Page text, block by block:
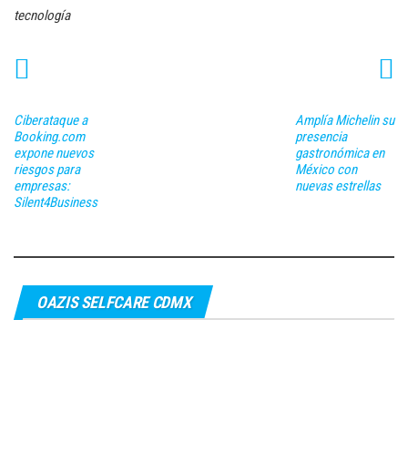
tecnología
Ciberataque a
Booking.com
expone nuevos
riesgos para
empresas:
Silent4Business
Amplía Michelin su
presencia
gastronómica en
México con
nuevas estrellas
OAZIS SELFCARE CDMX